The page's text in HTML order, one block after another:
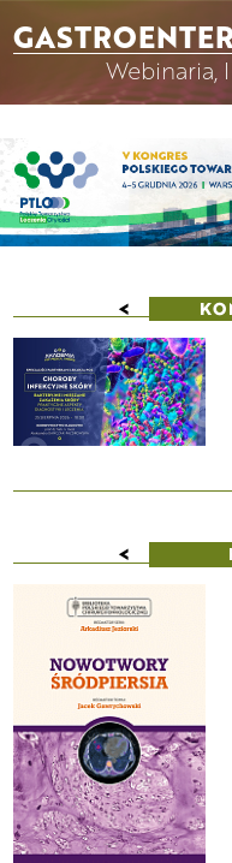
Webinaria,
<
<